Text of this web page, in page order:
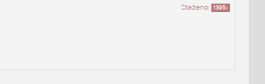
Staženo: 1395x